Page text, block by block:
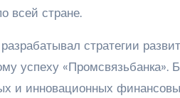
всей стране.
стратегии
успеху «Промсвязьбанка».
и инновационных